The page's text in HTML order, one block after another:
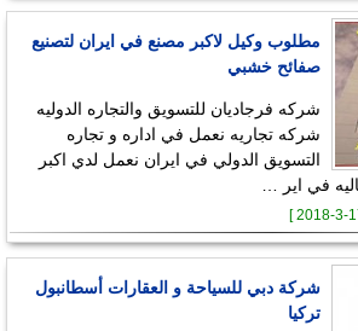
مطلوب وكيل لاكبر مصنع في ايران لتصنيع
صفائح خشبي
شركه فرجاديان للتسويق والتجاره الدوليه
شركه تجاريه نعمل في اداره و تجاره
التسويق الدولي في ايران نعمل لدي اكبر
في اير …
شركة دبي للسياحة و العقارات أسطانبول
تركيا